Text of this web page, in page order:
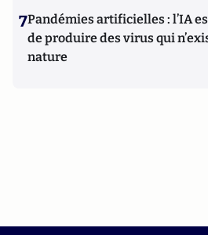
7Pandémies artificielles : l’IA
de produire des virus qui
nature